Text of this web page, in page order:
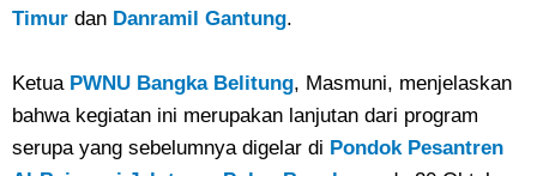
Timur dan Danramil Gantung.
Ketua PWNU Bangka Belitung, Masmuni, menjelaskan
bahwa kegiatan ini merupakan lanjutan dari program
serupa yang sebelumnya digelar di Pondok Pesantren